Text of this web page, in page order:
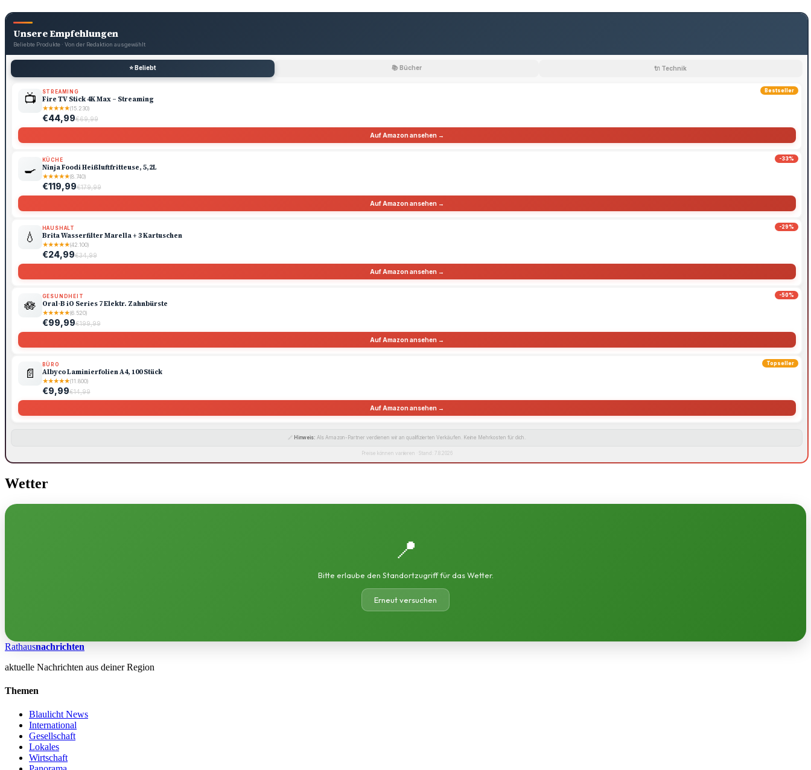
Unsere Empfehlungen
Beliebte Produkte · Von der Redaktion ausgewählt
⭐ Beliebt 📚 Bücher 🔌 Technik
Bestseller
📺 STREAMING
Fire TV Stick 4K Max – Streaming
★★★★★(15.230)
€44,99€69,99
Auf Amazon ansehen →
-33%
🍳
KÜCHE
Ninja Foodi Heißluftfritteuse, 5,2L
★★★★★(8.740)
€119,99€179,99
Auf Amazon ansehen →
-29%
💧
HAUSHALT
Brita Wasserfilter Marella + 3 Kartuschen
★★★★★(42.100)
€24,99€34,99
Auf Amazon ansehen →
-50%
🪷
GESUNDHEIT
Oral-B iO Series 7 Elektr. Zahnbürste
★★★★★(6.520)
€99,99€199,99
Auf Amazon ansehen →
Topseller
📄
BÜRO
Albyco Laminierfolien A4, 100 Stück
★★★★★(11.800)
€9,99€14,99
Auf Amazon ansehen →
🔗 Hinweis: Als Amazon-Partner verdienen wir an qualifizierten Verkäufen. Keine Mehrkosten für dich.
Preise können variieren · Stand: 7.8.2026
Wetter
📍
Bitte erlaube den Standortzugriff für das Wetter.
Erneut versuchen
Rathausnachrichten
aktuelle Nachrichten aus deiner Region
Themen
Blaulicht News
International
Gesellschaft
Lokales
Wirtschaft